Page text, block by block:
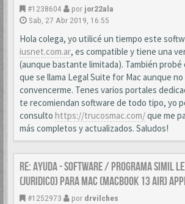
#1238604 por jor22ala
Sab, 27 Abr 2019, 16:55
Hola colega, yo utilicé un tiempo este
iusnet.com.ar, es compatible y tiene una
(aunque bastante limitada). También probé
que se llama Legal Suite for Mac aunque
convencerme. Tenes varios portales
te recomiendan software de todo tipo, yo
consulto https://trucosmac.com/que me
más completos y actualizados. Saludos!
Re: AYUDA - SOFTWARE / PROGRAMA SIMIL
(JURIDICO) PARA MAC (MACBOOK 13 AIR)
#1252973 por drvilches